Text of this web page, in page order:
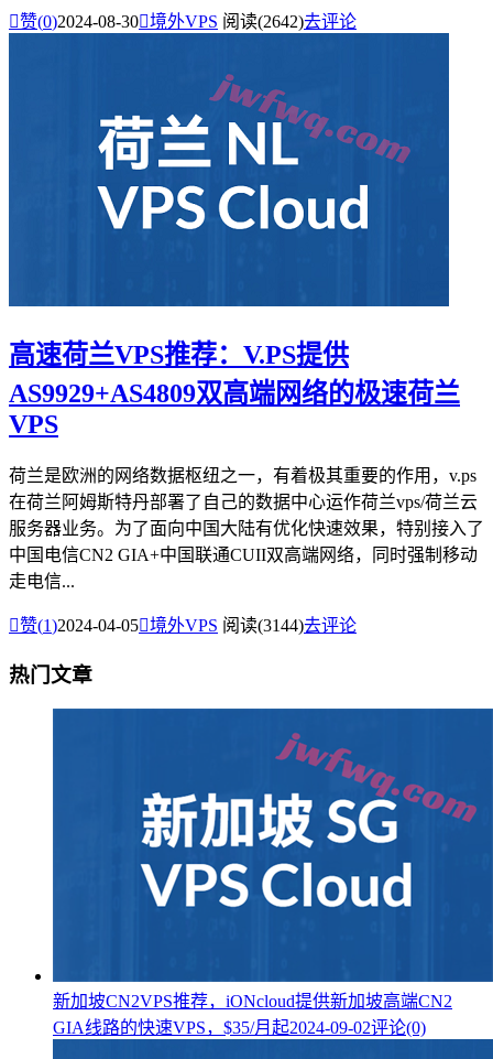
赞(0)2024-08-30境外VPS 阅读(2642)去评论
高速荷兰VPS推荐：V.PS提供
AS9929+AS4809双高端网络的极速荷兰
VPS
荷兰是欧洲的网络数据枢纽之一，有着极其重要的作用，v.ps
在荷兰阿姆斯特丹部署了自己的数据中心运作荷兰vps/荷兰云
服务器业务。为了面向中国大陆有优化快速效果，特别接入了
中国电信CN2 GIA+中国联通CUII双高端网络，同时强制移动
走电信...
赞(1)2024-04-05境外VPS 阅读(3144)去评论
热门文章
新加坡CN2VPS推荐，iONcloud提供新加坡高端CN2
GIA线路的快速VPS，$35/月起2024-09-02评论(0)